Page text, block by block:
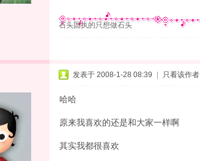
石头固执的只想做石头
发表于 2008-1-28 08:39 只看该作者
哈哈
原来我喜欢的还是和大家一样啊
其实我都很喜欢